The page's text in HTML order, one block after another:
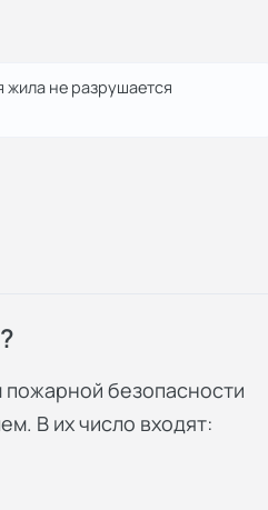
не разрушается
пожарной безопасности
В их число входят: